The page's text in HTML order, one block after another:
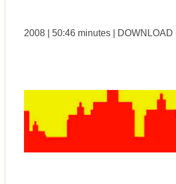
2008 | 50:46 minutes | DOWNLOAD